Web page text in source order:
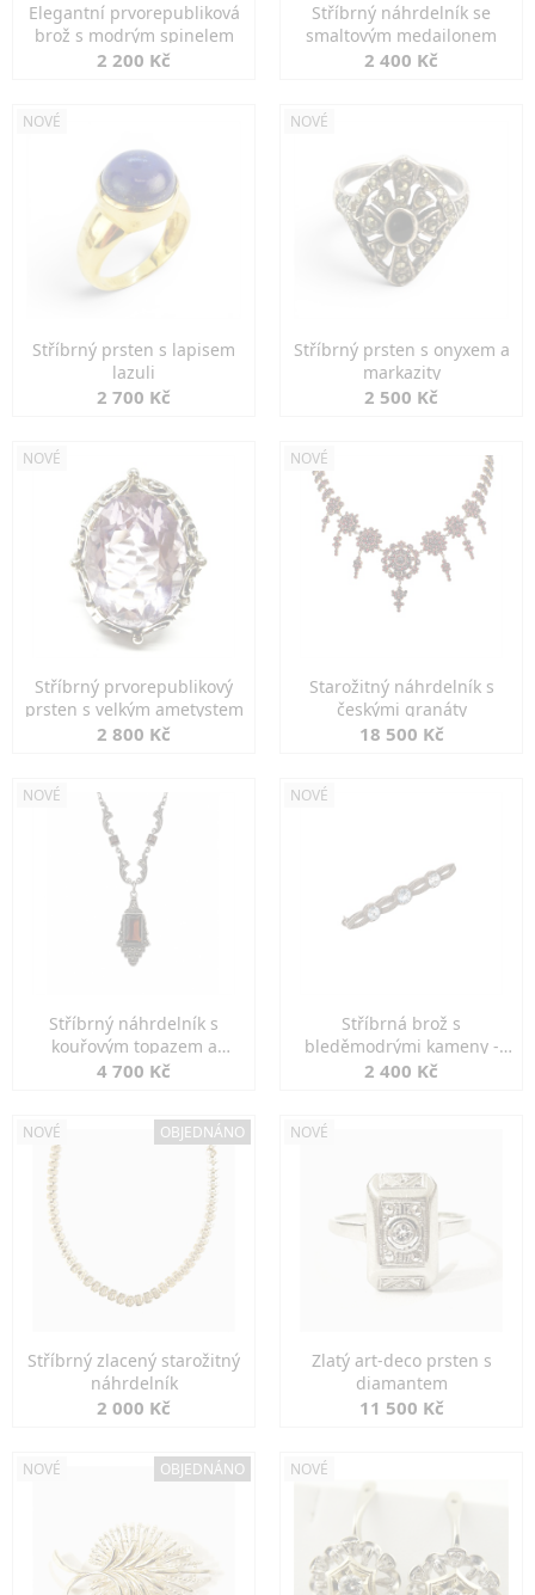
Elegantní prvorepubliková
brož s modrým spinelem
2 200 Kč
Stříbrný náhrdelník se
smaltovým medailonem
2 400 Kč
NOVÉ
Stříbrný prsten s lapisem
lazuli
2 700 Kč
NOVÉ
Stříbrný prsten s onyxem a
markazity
2 500 Kč
NOVÉ
Stříbrný prvorepublikový
prsten s velkým ametystem
2 800 Kč
NOVÉ
Starožitný náhrdelník s
českými granáty
18 500 Kč
NOVÉ
Stříbrný náhrdelník s
kouřovým topazem a
markazity
4 700 Kč
NOVÉ
Stříbrná brož s
bleděmodrými kameny -
jemná elegance
2 400 Kč
NOVÉ OBJEDNÁNO
Stříbrný zlacený starožitný
náhrdelník
2 000 Kč
NOVÉ
Zlatý art-deco prsten s
diamantem
11 500 Kč
NOVÉ OBJEDNÁNO NOVÉ